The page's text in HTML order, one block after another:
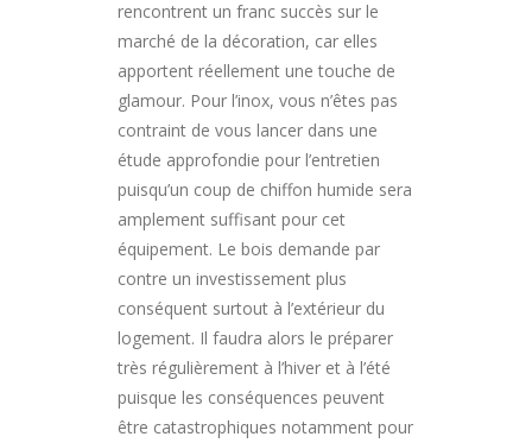
rencontrent un franc succès sur le
marché de la décoration, car elles
apportent réellement une touche de
glamour. Pour l’inox, vous n’êtes pas
contraint de vous lancer dans une
étude approfondie pour l’entretien
puisqu’un coup de chiffon humide sera
amplement suffisant pour cet
équipement. Le bois demande par
contre un investissement plus
conséquent surtout à l’extérieur du
logement. Il faudra alors le préparer
très régulièrement à l’hiver et à l’été
puisque les conséquences peuvent
être catastrophiques notamment pour